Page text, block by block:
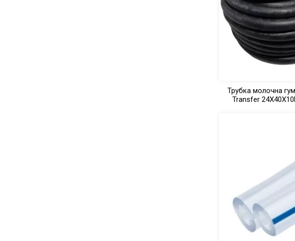
Трубка молочна
Transfer